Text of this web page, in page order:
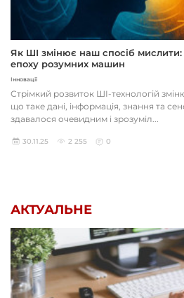
Як ШІ змінює наш спосіб
епоху розумних машин
Інновації
Стрімкий розвиток ШІ-технологій
що таке дані, інформація, знання та
здавалося очевидним і зрозуміл...
30.11.25 2 255 0
АКТУАЛЬНЕ